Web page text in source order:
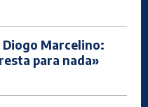
Marcelino:
para nada»